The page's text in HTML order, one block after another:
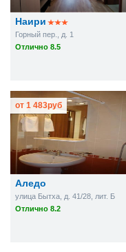
Наири
Горный пер., д. 1
Отлично 8.5
Аледо
улица Бытха, д. 41/28, лит. Б
Отлично 8.2
от1 483руб